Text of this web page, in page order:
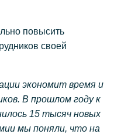
повысить
своей
экономит время и
В прошлом году к
15 тысяч новых
мы поняли, что на